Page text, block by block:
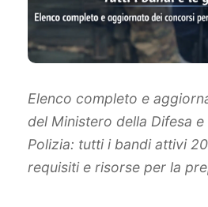
Elenco completo e
del Ministero della Difesa
Polizia: tutti i bandi attivi
requisiti e risorse per la